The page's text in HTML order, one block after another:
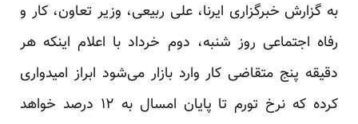
به گزارش خبرگزاری ایرنا، علی ربیعی، وزیر تعاون، کار و
رفاه اجتماعی روز شنبه، دوم خرداد با اعلام اینکه هر
دقیقه پنج متقاضی کار وارد بازار می‌شود ابراز امیدواری
کرده که نرخ تورم تا پایان امسال به ۱۲ درصد خواهد